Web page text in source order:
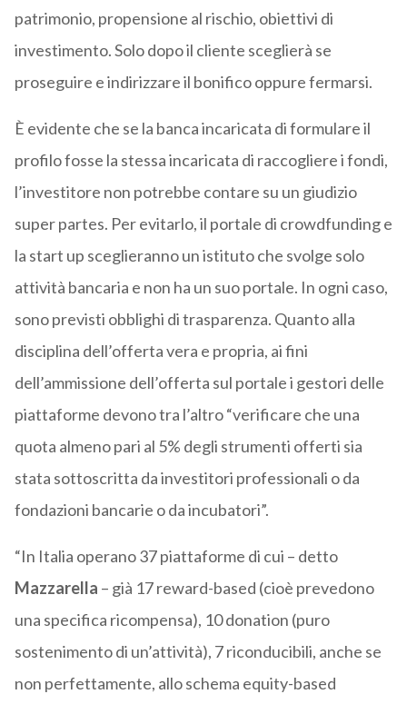
patrimonio, propensione al rischio, obiettivi di
investimento. Solo dopo il cliente sceglierà se
proseguire e indirizzare il bonifico oppure fermarsi.
È evidente che se la banca incaricata di formulare il
profilo fosse la stessa incaricata di raccogliere i fondi,
l’investitore non potrebbe contare su un giudizio
super partes. Per evitarlo, il portale di crowdfunding e
la start up sceglieranno un istituto che svolge solo
attività bancaria e non ha un suo portale. In ogni caso,
sono previsti obblighi di trasparenza. Quanto alla
disciplina dell’offerta vera e propria, ai fini
dell’ammissione dell’offerta sul portale i gestori delle
piattaforme devono tra l’altro “verificare che una
quota almeno pari al 5% degli strumenti offerti sia
stata sottoscritta da investitori professionali o da
fondazioni bancarie o da incubatori”.
“In Italia operano 37 piattaforme di cui – detto
Mazzarella – già 17 reward-based (cioè prevedono
una specifica ricompensa), 10 donation (puro
sostenimento di un’attività), 7 riconducibili, anche se
non perfettamente, allo schema equity-based